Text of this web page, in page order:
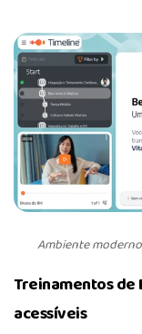
Ambiente
Treinamentos de
acessíveis